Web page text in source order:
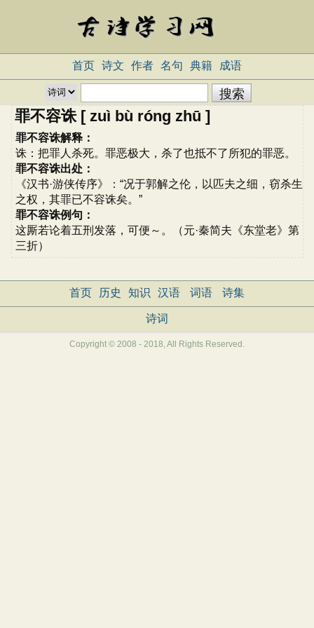
首页 诗文 作者 名句 典籍 成语
罪不容诛 [ zuì bù róng zhū ]
罪不容诛解释：
诛：把罪人杀死。罪恶极大，杀了也抵不了所犯的罪恶。
罪不容诛出处：
《汉书·游侠传序》：“况于郭解之伦，以匹夫之细，窃杀生
之权，其罪已不容诛矣。”
罪不容诛例句：
这厮若论着五刑发落，可便～。（元·秦简夫《东堂老》第
三折）
首页 历史 知识 汉语 词语 诗集
诗词
Copyright © 2008 - 2018, All Rights Reserved.